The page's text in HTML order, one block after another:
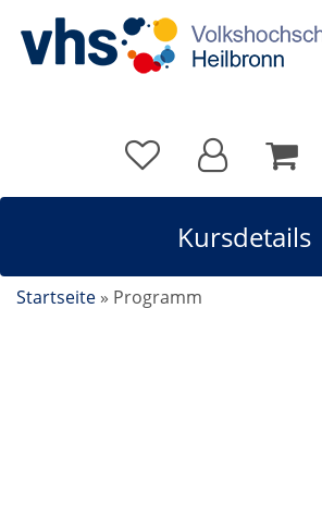
Kursdetails
Startseite » Programm